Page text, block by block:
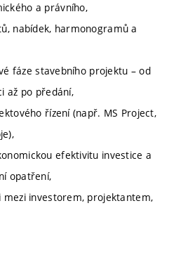
a právního,
nabídek, harmonogramů a
fáze stavebního projektu – od
až po předání,
řízení (např. MS Project,
efektivitu investice a
opatření,
mezi investorem, projektantem,